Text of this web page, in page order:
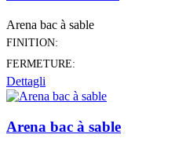
Arena bac à sable
FINITION:
FERMETURE:
Dettagli
Arena bac à sable